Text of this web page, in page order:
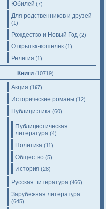
Юбилей (7)
Для родственников и друзей
(1)
Рождество и Новый Год (2)
Открытка-кошелёк (1)
Религия (1)
Книги (10719)
Акция (167)
Исторические романы (12)
Публицистика (60)
Публицистическая
литература (4)
Политика (11)
Общество (5)
История (28)
Русская литература (466)
Зарубежная литература
(645)